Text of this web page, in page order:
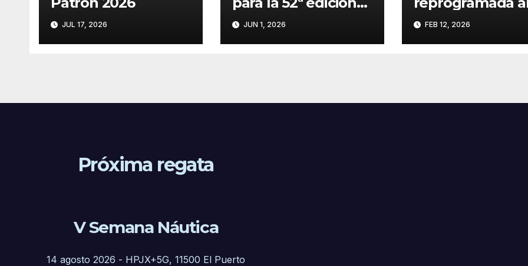
JUL 17, 2026
del CAMPEONATO
DE ANDALUCÍA DE
PATÍN A VELA
JUN 1, 2026
domingo
FEB 12, 2026
Próxima regata
V Semana Náutica
14 agosto 2026 - HPJX+5G, 11500 El Puerto